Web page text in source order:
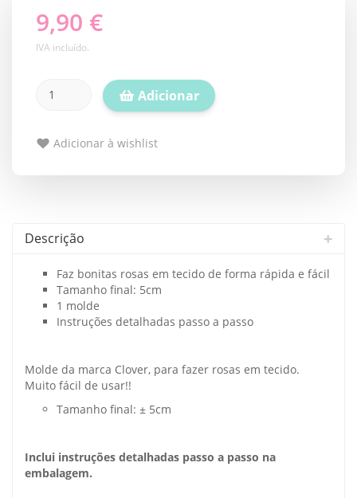
9,90 €
IVA incluído.
Adicionar
Adicionar à wishlist
Descrição
Faz bonitas rosas em tecido de forma rápida e fácil
Tamanho final: 5cm
1 molde
Instruções detalhadas passo a passo
Molde da marca Clover, para fazer rosas em tecido.
Muito fácil de usar!!
Tamanho final: ± 5cm
Inclui instruções detalhadas passo a passo na
embalagem.